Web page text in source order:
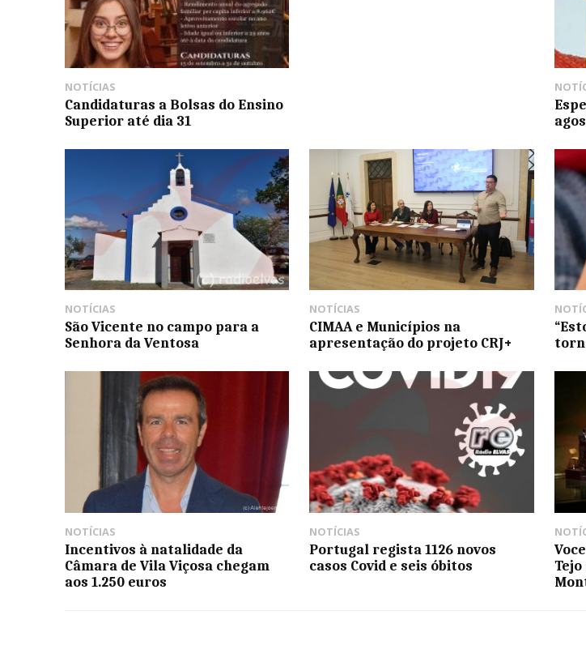
NOTÍCIAS
Candidaturas a Bolsas do Ensino
Superior até dia 31
NOTÍCIAS
São Vicente no campo para a
Senhora da Ventosa
NOTÍCIAS
CIMAA e Municípios na
apresentação do projeto CRJ+
NOTÍCIAS
Incentivos à natalidade da
Câmara de Vila Viçosa chegam
aos 1.250 euros
NOTÍCIAS
Portugal regista 1126 novos
casos Covid e seis óbitos
Tejo